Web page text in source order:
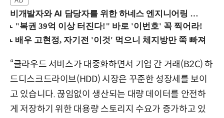
비개발자와 AI 담당자를 위한 하네스 엔지니어링 입문과정 (8/20 신논현역)
“클라우드 서비스가 대중화하면서 기업 간 거래(B2C) 하
드디스크드라이브(HDD) 시장은 꾸준한 성장세를 보이
고 있습니다. 끊임없이 생산되는 대량 데이터를 안전하
게 저장하기 위한 대용량 스토리지 수요가 증가하고 있